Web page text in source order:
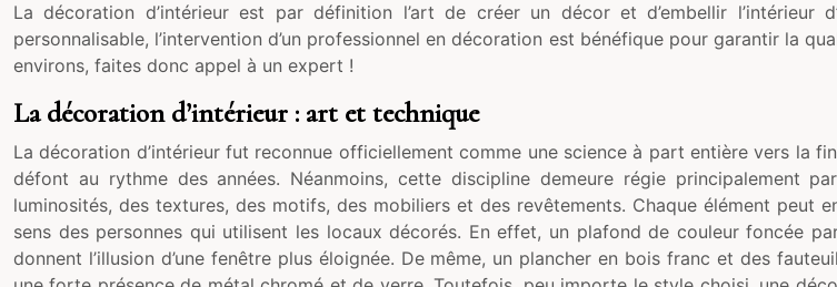
La décoration d’intérieur est par définition l’art de créer un décor et d’embellir l’intérieur
personnalisable, l’intervention d’un professionnel en décoration est bénéfique pour garantir la
environs, faites donc appel à un expert !
La décoration d’intérieur : art et technique
La décoration d’intérieur fut reconnue officiellement comme une science à part entière vers la
défont au rythme des années. Néanmoins, cette discipline demeure régie principalement
luminosités, des textures, des motifs, des mobiliers et des revêtements. Chaque élément
sens des personnes qui utilisent les locaux décorés. En effet, un plafond de couleur foncée
donnent l’illusion d’une fenêtre plus éloignée. De même, un plancher en bois franc et des